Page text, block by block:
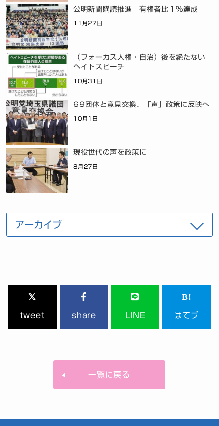
公明新聞購読推進 有権者比１％達成
11月27日
（フォーカス人権・自治）後を絶たない
ヘイトスピーチ
10月31日
69団体と意見交換、「声」政策に反映へ
10月1日
現役世代の声を政策に
8月27日
tweet share LINE はてブ
一覧に戻る